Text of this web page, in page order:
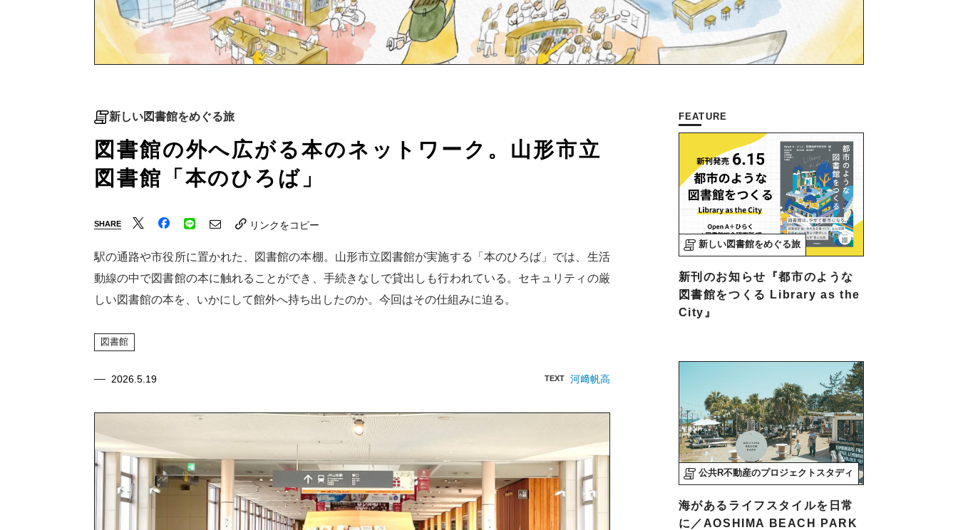
新しい図書館をめぐる旅
図書館の外へ広がる本のネットワーク。山形市立
図書館「本のひろば」
SHARE リンクをコピー
駅の通路や市役所に置かれた、図書館の本棚。山形市立図書館が実施する「本のひろば」では、生活
動線の中で図書館の本に触れることができ、手続きなしで貸出しも行われている。セキュリティの厳
しい図書館の本を、いかにして館外へ持ち出したのか。今回はその仕組みに迫る。
図書館
2026.5.19 TEXT 河﨑帆高
FEATURE
新しい図書館をめぐる旅
新刊のお知らせ『都市のような
図書館をつくる Library as the
City』
公共R不動産のプロジェクトスタディ
海があるライフスタイルを日常
に／AOSHIMA BEACH PARK